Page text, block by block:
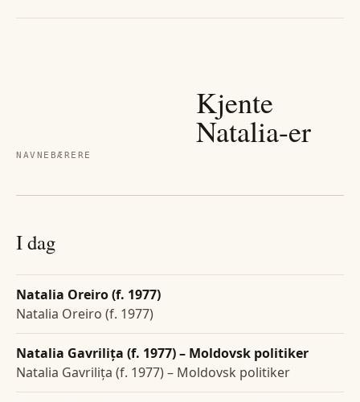
NAVNEBÆRERE
Kjente
Natalia-er
I dag
Natalia Oreiro (f. 1977)
Natalia Oreiro (f. 1977)
Natalia Gavrilița (f. 1977) – Moldovsk politiker
Natalia Gavrilița (f. 1977) – Moldovsk politiker